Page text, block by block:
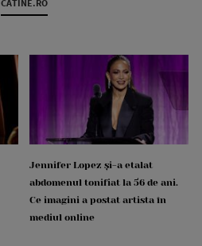
CATINE.RO
Jennifer Lopez și-a etalat
abdomenul tonifiat la 56 de ani.
Ce imagini a postat artista în
mediul online